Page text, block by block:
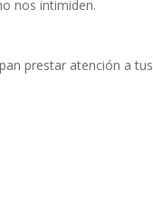
nos intimiden.
prestar atención a tus